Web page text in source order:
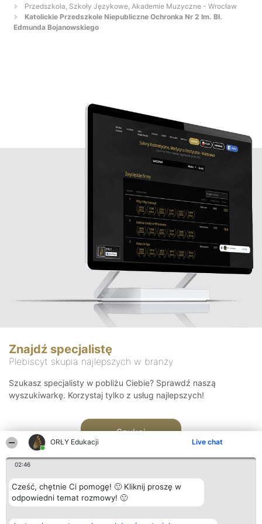
ORŁY Edukacji Live chat
02:46
Cześć, chętnie Ci pomogę! 🙂 Kliknij proszę w
odpowiedni temat rozmowy! 🙂
Przedszkola, Szkoły Językowe, Akademie Muzyczne - Wrocław
Katolickie Przedszkole Niepubliczne Ochronka Nr 2 Im. Bł.
Edmunda Bojanowskiego
Znajdź specjalistę
Plebiscyt skupia najlepszych w branży
Szukasz specjalisty w pobliżu Ciebie? Sprawdź naszą
wyszukiwarkę. Korzystaj tylko z usług najlepszych!
Szukaj
Organizator plebiscytu Plebiscyt Kontakt